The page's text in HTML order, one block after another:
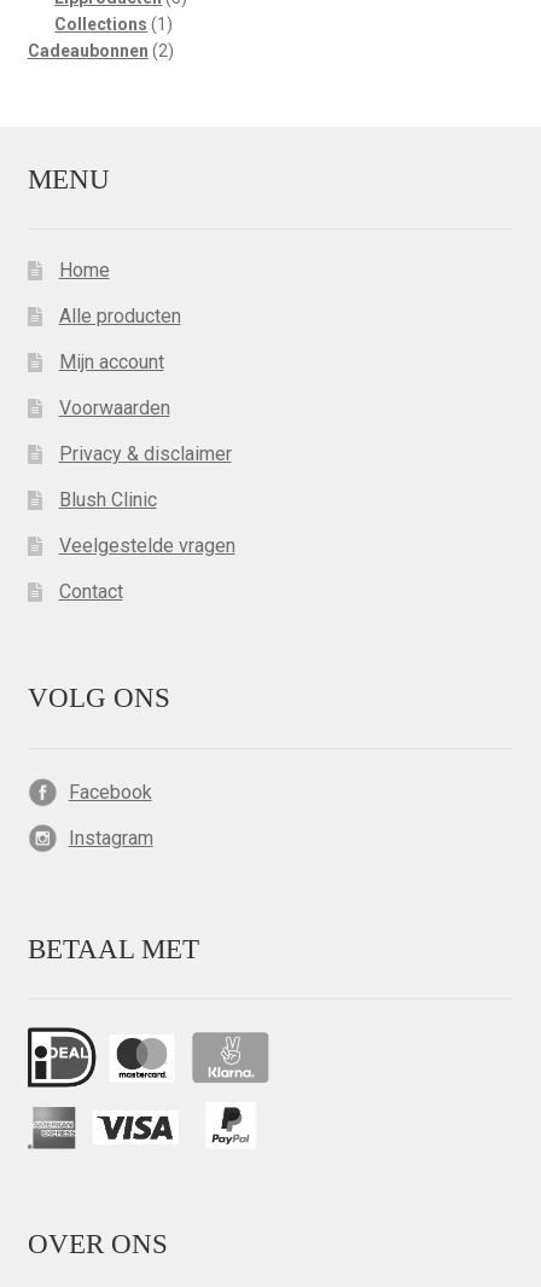
Collections 1 1
product
Cadeaubonnen 22
MENU
Home
Alle producten
Mijn account
Voorwaarden
Privacy & disclaimer
Blush Clinic
Veelgestelde vragen
Contact
VOLG ONS
Facebook
Instagram
BETAAL MET
OVER ONS